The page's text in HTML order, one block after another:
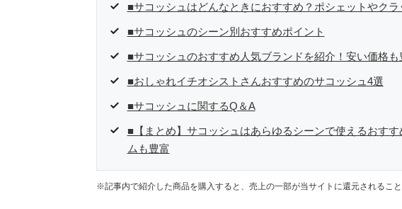
■サコッシュはどんなときにおすすめ？ポシェットやクラ
■サコッシュのシーン別おすすめポイント
■サコッシュのおすすめ人気ブランドを紹介！安い価格も
■おしゃれイチオシストさんおすすめのサコッシュ4選
■サコッシュに関するQ＆A
■【まとめ】サコッシュはあらゆるシーンで使えるおす
ムも豊富
※記事内で紹介した商品を購入すると、売上の一部が当サイトに還元されること